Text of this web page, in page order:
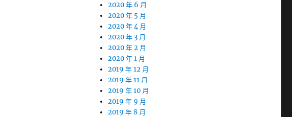
2020 年 6 月
2020 年 5 月
2020 年 4 月
2020 年 3 月
2020 年 2 月
2020 年 1 月
2019 年 12 月
2019 年 11 月
2019 年 10 月
2019 年 9 月
2019 年 8 月